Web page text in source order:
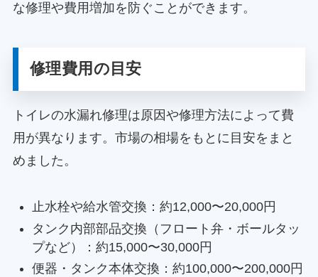
な修理や費用増加を防ぐことができます。
修理費用の目安
トイレの水漏れ修理は原因や修理方法によって費
用が異なります。市場の相場をもとに目安をまと
めました。
止水栓や給水管交換：約12,000〜20,000円
タンク内部部品交換（フロート弁・ボールタッ
プなど）：約15,000〜30,000円
便器・タンク本体交換：約100,000〜200,000円